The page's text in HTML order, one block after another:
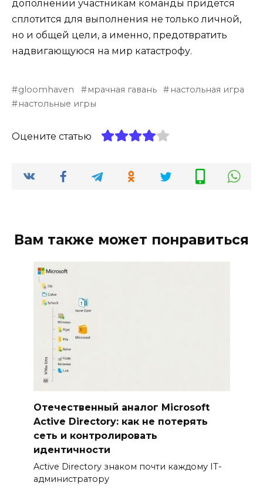
дополнении участникам команды придется
сплотится для выполнения не только личной,
но и общей цели, а именно, предотвратить
надвигающуюся на мир катастрофу.
gloomhaven мрачная гавань
настольная игра
настольные игры
Оцените статью
Вам также может понравиться
Отечественный аналог Microsoft
Active Directory: как не потерять
сеть и контролировать
идентичности
Active Directory знаком почти каждому IT-
администратору